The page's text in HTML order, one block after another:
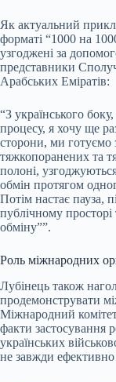
Як актуальний
форматі “1000 на
узгоджені за
представники
Арабських Еміратів:
“З українського
процесу, я хочу ще
сторони, ми готуємо
тяжкопоранених та
полоні,
обмін протягом
Потім настає пауза,
публічному просторі
обміну””.
Роль міжнародних
Лубінець також
продемонструвати
Міжнародний
факти застосування
українських
не завжди